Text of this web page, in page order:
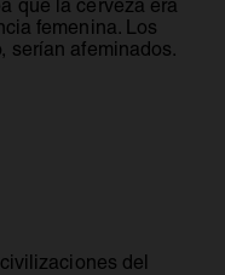
que la cerveza era
femenina. Los
serían afeminados.
del